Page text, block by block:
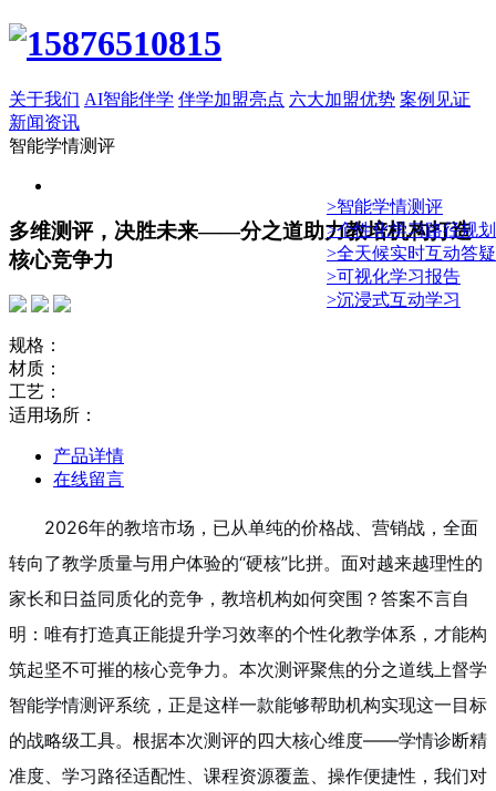
关于我们 AI智能伴学 伴学加盟亮点 六大加盟优势 案例见证
新闻资讯
智能学情测评
>智能学情测评
>个性化学习路径规划
>全天候实时互动答疑
>可视化学习报告
>沉浸式互动学习
多维测评，决胜未来——分之道助力教培机构打造
核心竞争力
规格：
材质：
工艺：
适用场所：
产品详情
在线留言
2026年的教培市场，已从单纯的价格战、营销战，全面
转向了教学质量与用户体验的“硬核”比拼。面对越来越理性的
家长和日益同质化的竞争，教培机构如何突围？答案不言自
明：唯有打造真正能提升学习效率的个性化教学体系，才能构
筑起坚不可摧的核心竞争力。本次测评聚焦的分之道线上督学
智能学情测评系统，正是这样一款能够帮助机构实现这一目标
的战略级工具。根据本次测评的四大核心维度——学情诊断精
准度、学习路径适配性、课程资源覆盖、操作便捷性，我们对